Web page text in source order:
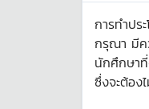
การทำปร
กรุณา มีค
นักศึกษาที่
ซึ่งจะต้อง